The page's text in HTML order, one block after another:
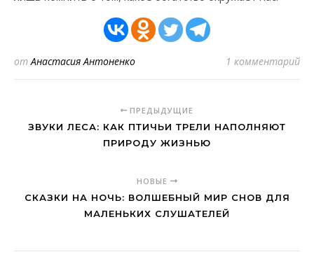
отАнастасия Антоненко 1 комментарий
ПРЕДЫДУЩИЕ
ЗВУКИ ЛЕСА: КАК ПТИЧЬИ ТРЕЛИ НАПОЛНЯЮТ
ПРИРОДУ ЖИЗНЬЮ
НОВЫЕ
СКАЗКИ НА НОЧЬ: ВОЛШЕБНЫЙ МИР СНОВ ДЛЯ
МАЛЕНЬКИХ СЛУШАТЕЛЕЙ